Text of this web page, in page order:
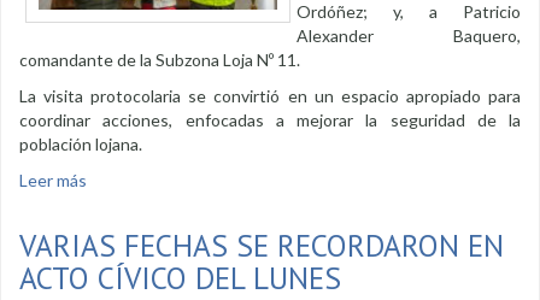
Ordóñez; y, a Patricio
Alexander Baquero,
comandante de la Subzona Loja Nº 11.
La visita protocolaria se convirtió en un espacio apropiado para
coordinar acciones, enfocadas a mejorar la seguridad de la
población lojana.
Leer más
VARIAS FECHAS SE RECORDARON EN
ACTO CÍVICO DEL LUNES